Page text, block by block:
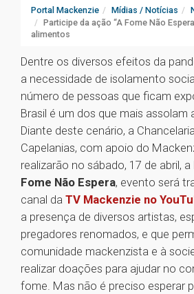
Portal Mackenzie Mídias / Notícias
Participe da ação “A Fome Não
alimentos
Dentre os diversos efeitos da
a necessidade de isolamento
número de pessoas que ficam
Brasil é um dos que mais assolam
Diante deste cenário, a
Capelanias, com apoio do
realizarão no sábado, 17 de abril, a
Fome Não Espera, evento será
canal da TV Mackenzie no
a presença de diversos artistas,
pregadores renomados, e que
comunidade mackenzista e à
realizar doações para ajudar no
fome. Mas não é preciso esperar